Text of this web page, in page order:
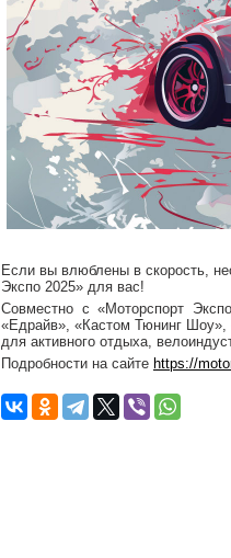
Если вы влюблены в скорость,
Экспо 2025» для вас!
Совместно с «Моторспорт
«Едрайв», «Кастом Тюнинг
для активного отдыха,
Подробности на сайте https://